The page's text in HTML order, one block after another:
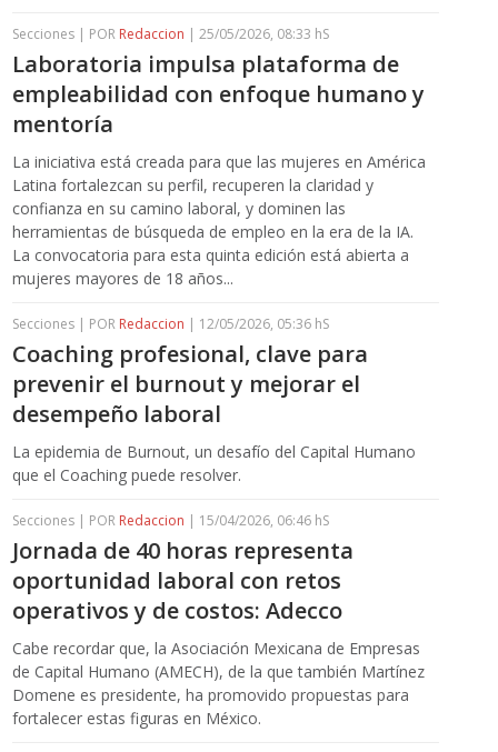
Secciones | POR Redaccion | 25/05/2026, 08:33 hS
Laboratoria impulsa plataforma de
empleabilidad con enfoque humano y
mentoría
La iniciativa está creada para que las mujeres en América
Latina fortalezcan su perfil, recuperen la claridad y
confianza en su camino laboral, y dominen las
herramientas de búsqueda de empleo en la era de la IA.
La convocatoria para esta quinta edición está abierta a
mujeres mayores de 18 años...
Secciones | POR Redaccion | 12/05/2026, 05:36 hS
Coaching profesional, clave para
prevenir el burnout y mejorar el
desempeño laboral
La epidemia de Burnout, un desafío del Capital Humano
que el Coaching puede resolver.
Secciones | POR Redaccion | 15/04/2026, 06:46 hS
Jornada de 40 horas representa
oportunidad laboral con retos
operativos y de costos: Adecco
Cabe recordar que, la Asociación Mexicana de Empresas
de Capital Humano (AMECH), de la que también Martínez
Domene es presidente, ha promovido propuestas para
fortalecer estas figuras en México.